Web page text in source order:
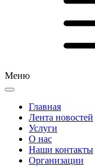
Меню
Главная
Лента новостей
Услуги
О нас
Наши контакты
Организации